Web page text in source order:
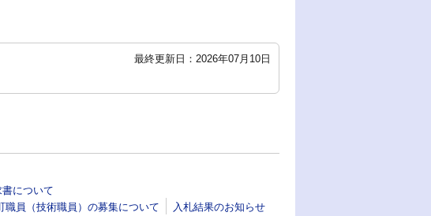
最終更新日：2026年07月10日
について
職員（技術職員）の募集について
入札結果のお知らせ